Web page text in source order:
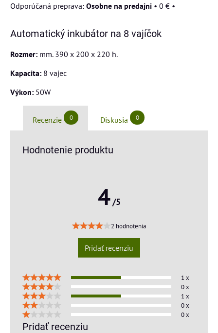
Osobne na predajni • 0 € •
Automatický inkubátor na 8 vajíčok
Rozmer: mm. 390 x 200 x 220 h.
Kapacita: 8 vajec
Výkon: 50W
Recenzie 0 Diskusia 0
Hodnotenie produktu
4/5
2 hodnotenia
Pridať recenziu
1 x
0 x
1 x
0 x
0 x
Pridať recenziu